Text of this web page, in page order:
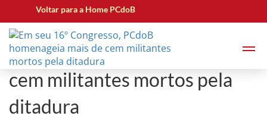
Voltar para a Home PCdoB
Em seu 16º Congresso,
PCdoB homenageia mais de
cem militantes mortos pela
ditadura